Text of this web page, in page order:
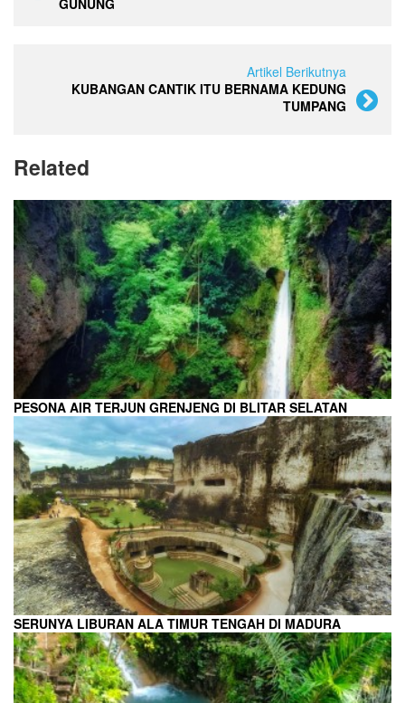
GUNUNG
Artikel Berikutnya
KUBANGAN CANTIK ITU BERNAMA KEDUNG
TUMPANG
Related
PESONA AIR TERJUN GRENJENG DI BLITAR SELATAN
SERUNYA LIBURAN ALA TIMUR TENGAH DI MADURA